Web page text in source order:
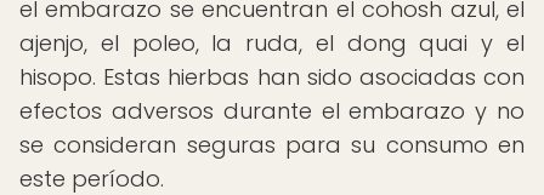
el embarazo se encuentran el cohosh azul, el
ajenjo, el poleo, la ruda, el dong quai y el
hisopo. Estas hierbas han sido asociadas con
efectos adversos durante el embarazo y no
se consideran seguras para su consumo en
este período.